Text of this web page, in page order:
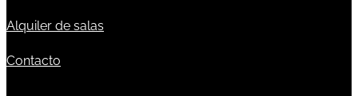
Alquiler de salas
Contacto